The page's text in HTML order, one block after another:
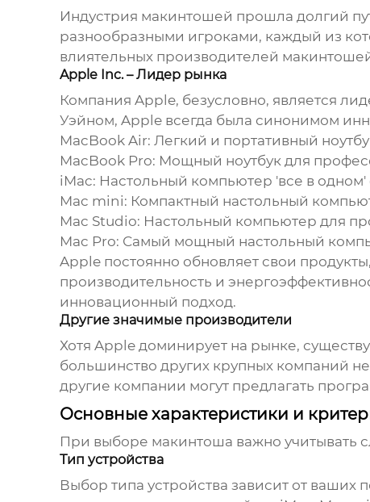
Индустрия макинтошей прошла долгий
разнообразными игроками, каждый из
влиятельных производителей
Apple Inc. – Лидер рынка
Компания Apple, безусловно, является
Уэйном, Apple всегда была синонимом
MacBook Air: Легкий и портативный
MacBook Pro: Мощный ноутбук для
iMac: Настольный компьютер 'все в
Mac mini: Компактный настольный
Mac Studio: Настольный компьютер для
Mac Pro: Самый мощный настольный
Apple постоянно обновляет свои
производительность и
инновационный подход.
Другие значимые производители
Хотя Apple доминирует на рынке,
большинство других крупных компаний
другие компании могут предлагать
Основные характеристики и
При выборе макинтоша важно учитывать
Тип устройства
Выбор типа устройства зависит от ваших